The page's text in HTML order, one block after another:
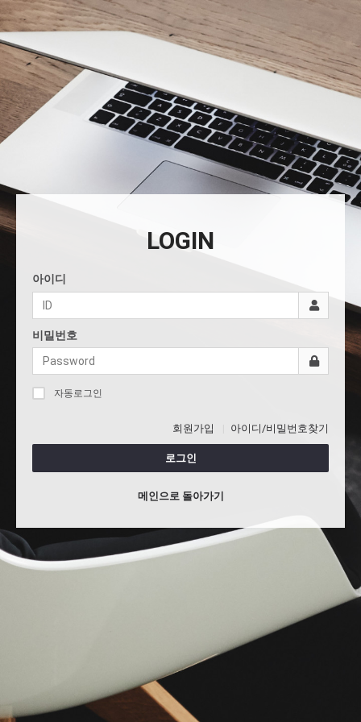
LOGIN
아이디
비밀번호
자동로그인
회원가입 아이디/비밀번호찾기
로그인
메인으로 돌아가기